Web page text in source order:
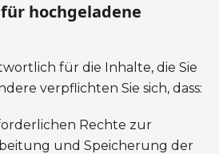
hochgeladene
für die Inhalte, die Sie
verpflichten Sie sich, dass:
Rechte zur
und Speicherung der